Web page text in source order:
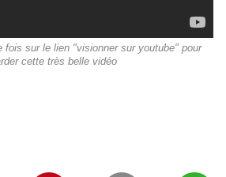
fois sur le lien "visionner sur youtube" pour
cette très belle vidéo